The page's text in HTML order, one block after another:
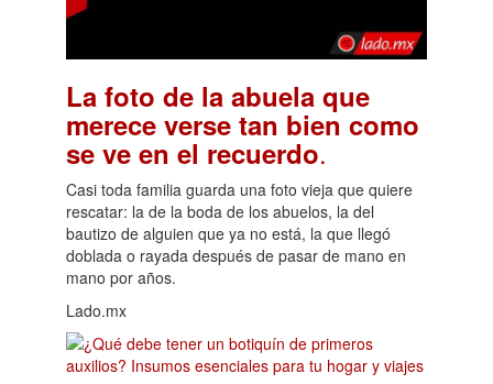
La foto de la abuela que
merece verse tan bien como
se ve en el recuerdo.
Casi toda familia guarda una foto vieja que quiere
rescatar: la de la boda de los abuelos, la del
bautizo de alguien que ya no está, la que llegó
doblada o rayada después de pasar de mano en
mano por años.
Lado.mx